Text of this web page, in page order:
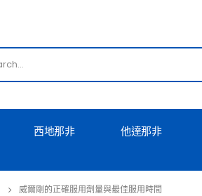
西地那非 他達那非
威爾剛的正確服用劑量與最佳服用時間